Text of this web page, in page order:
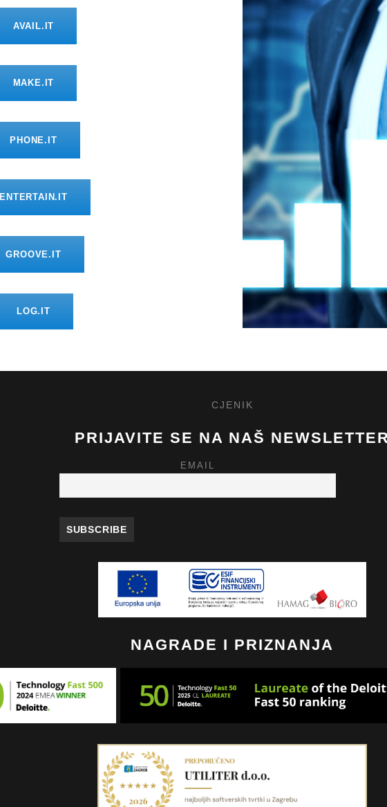
AVAIL.IT
MAKE.IT
PHONE.IT
ENTERTAIN.IT
GROOVE.IT
LOG.IT
CJENIK
PRIJAVITE SE NA NAŠ
EMAIL
NAGRADE I PRIZNANJA